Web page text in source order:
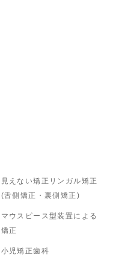
見えない矯正リンガル矯正
(舌側矯正・裏側矯正)
マウスピース型装置による
矯正
小児矯正歯科